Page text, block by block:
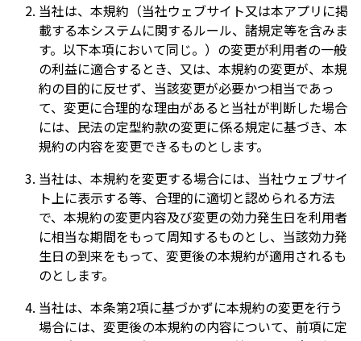
当社は、本規約（当社ウェブサイト又は本アプリに掲
載する本システムに関するルール、諸規定等を含みま
す。以下本項において同じ。）の変更が利用者の一般
の利益に適合するとき、又は、本規約の変更が、本規
約の目的に反せず、当該変更が必要かつ相当であっ
て、変更に合理的な理由があると当社が判断した場合
には、民法の定型約款の変更に係る規定に基づき、本
規約の内容を変更できるものとします。
当社は、本規約を変更する場合には、当社ウェブサイ
ト上に表示する等、合理的に適切と認められる方法
で、本規約の変更内容及び変更の効力発生日を利用者
に相当な期間をもって周知するものとし、当該効力発
生日の到来をもって、変更後の本規約が適用されるも
のとします。
当社は、本条第2項に基づかずに本規約の変更を行う
場合には、変更後の本規約の内容について、前項に定